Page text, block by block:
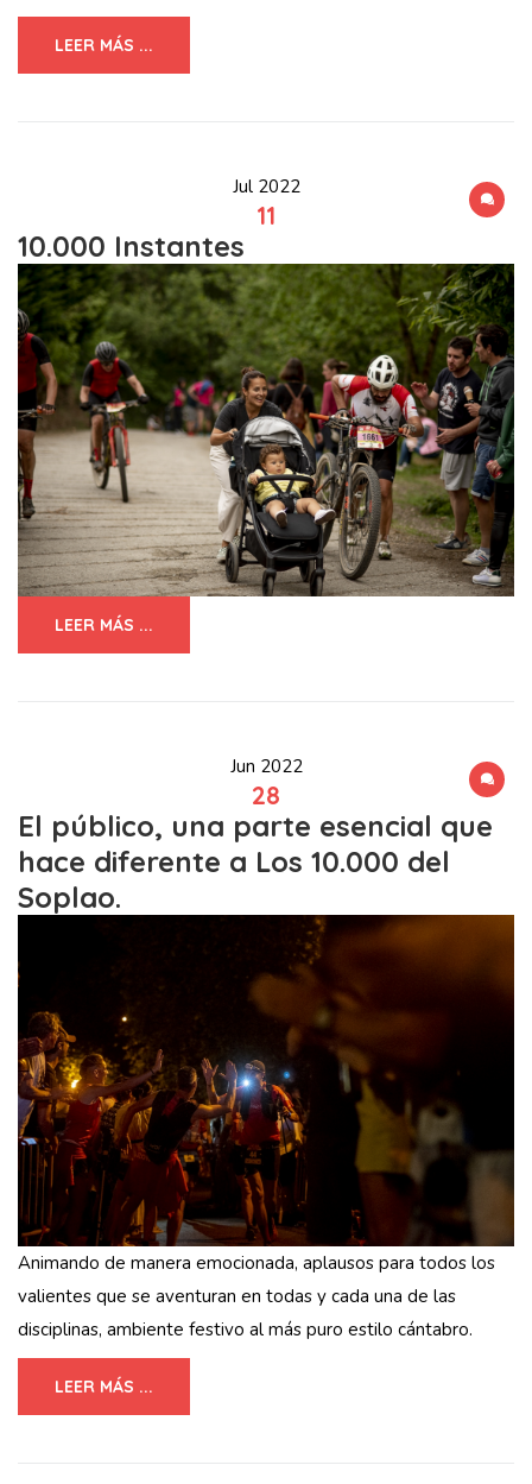
LEER MÁS ...
Jul 2022
11
10.000 Instantes
LEER MÁS ...
Jun 2022
28
El público, una parte esencial que
hace diferente a Los 10.000 del
Soplao.
Animando de manera emocionada, aplausos para todos los
valientes que se aventuran en todas y cada una de las
disciplinas, ambiente festivo al más puro estilo cántabro.
LEER MÁS ...